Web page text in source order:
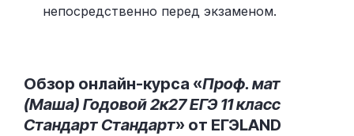
непосредственно перед экзаменом.
Обзор онлайн-курса «Проф. мат
(Маша) Годовой 2к27 ЕГЭ 11 класс
Стандарт Стандарт» от ЕГЭLAND